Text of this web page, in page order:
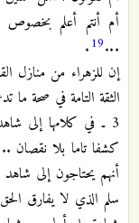
أم أنتم أعلم بخصوص
...
19
.
إن للزهراء من منازل
الثقة التامة في صحة ما
3 ـ في كلامها إلى
كشفا تاما بلا نقصان
أنهم يحتاجون إلى
سلم الذي لا يفارق